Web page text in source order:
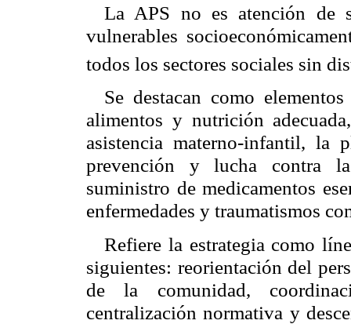
La APS no es atención de
vulnerables
todos los sectores sociales sin
Se destacan como
alimentos y nutrición
asistencia materno-infantil, la
prevención y lucha contra
suministro de medicamentos
enfermedades y traumatismos
Refiere la estrategia como
siguientes: reorientación del
de la comunidad,
centralización normativa y